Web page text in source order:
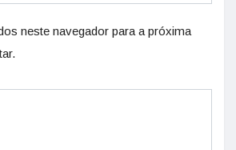
neste navegador para a próxima